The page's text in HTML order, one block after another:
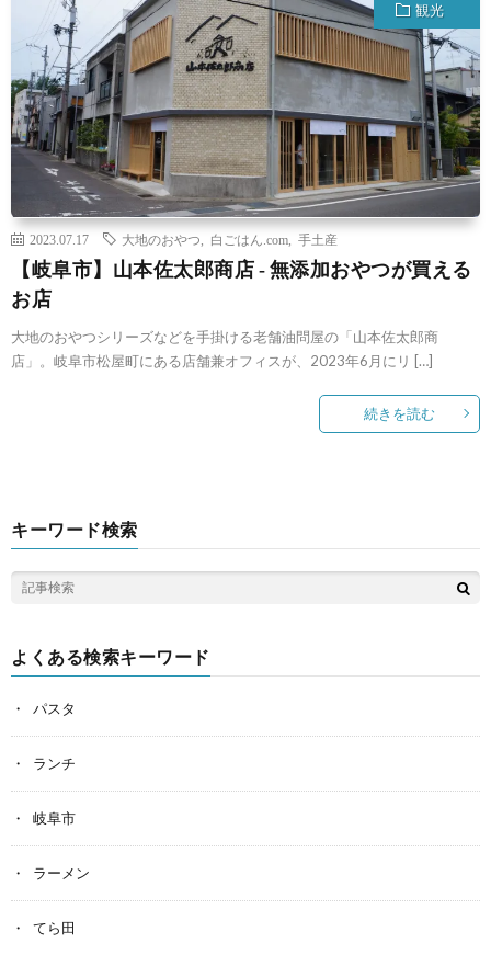
観光
2023.07.17 大地のおやつ 白ごはん.com 手土産
【岐阜市】山本佐太郎商店 ‐ 無添加おやつが買える
お店
大地のおやつシリーズなどを手掛ける老舗油問屋の「山本佐太郎商
店」。岐阜市松屋町にある店舗兼オフィスが、2023年6月にリ […]
続きを読む
キーワード検索
よくある検索キーワード
パスタ
ランチ
岐阜市
ラーメン
てら田